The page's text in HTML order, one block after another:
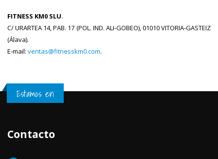
FITNESS KM0 SLU.
C/ URARTEA 14, PAB. 17 (POL. IND. ALI-GOBEO), 01010 VITORIA-GASTEIZ
(Álava).
E-mail: ventas@fitnesskm0.com.
Estamos en
Contacto